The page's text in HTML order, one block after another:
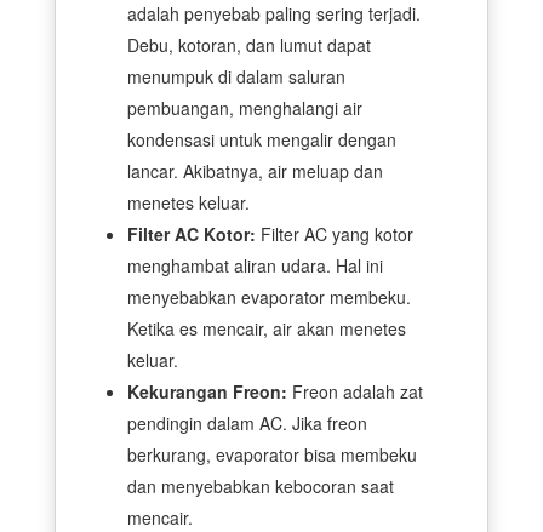
adalah penyebab paling sering terjadi.
Debu, kotoran, dan lumut dapat
menumpuk di dalam saluran
pembuangan, menghalangi air
kondensasi untuk mengalir dengan
lancar. Akibatnya, air meluap dan
menetes keluar.
Filter AC Kotor: Filter AC yang kotor
menghambat aliran udara. Hal ini
menyebabkan evaporator membeku.
Ketika es mencair, air akan menetes
keluar.
Kekurangan Freon: Freon adalah zat
pendingin dalam AC. Jika freon
berkurang, evaporator bisa membeku
dan menyebabkan kebocoran saat
mencair.